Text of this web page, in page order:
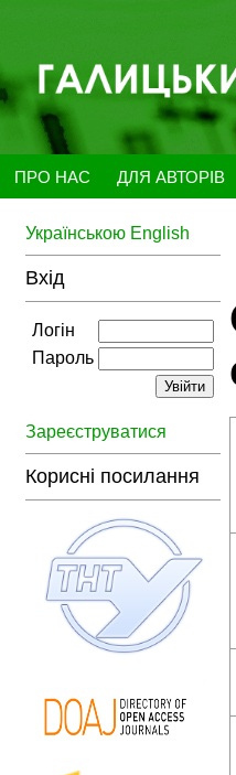
ПРО НАС ДЛЯ АВТОРІВ
Українською English
Вхід
Логін
Пароль
Зареєструватися
Корисні посилання